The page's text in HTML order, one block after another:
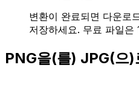
변환이 완료되면 다운로
저장하세요. 무료 파일은
PNG을(를) JPG(으)